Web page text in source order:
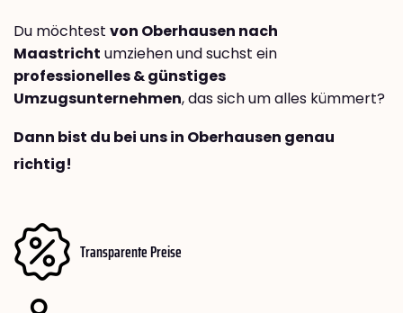
Du möchtest von Oberhausen nach
Maastricht umziehen und suchst ein
professionelles & günstiges
Umzugsunternehmen, das sich um alles kümmert?
Dann bist du bei uns in Oberhausen genau
richtig!
Transparente Preise